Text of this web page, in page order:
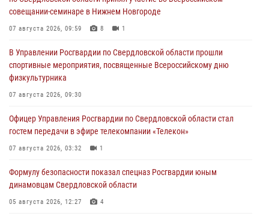
совещании-семинаре в Нижнем Новгороде
07 августа 2026, 09:59 8 1
В Управлении Росгвардии по Свердловской области прошли
спортивные мероприятия, посвященные Всероссийскому дню
физкультурника
07 августа 2026, 09:30
Офицер Управления Росгвардии по Свердловской области стал
гостем передачи в эфире телекомпании «Телекон»
07 августа 2026, 03:32 1
Формулу безопасности показал спецназ Росгвардии юным
динамовцам Свердловской области
05 августа 2026, 12:27 4